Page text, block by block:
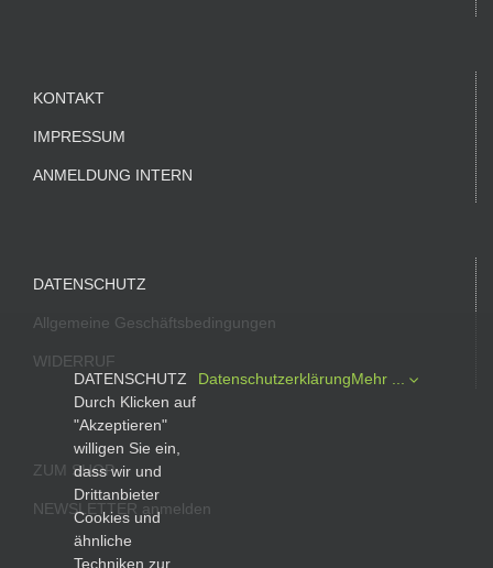
KONTAKT
IMPRESSUM
ANMELDUNG INTERN
DATENSCHUTZ
Allgemeine Geschäftsbedingungen
WIDERRUF
ZUM SHOP
NEWSLETTER anmelden
DATENSCHUTZ
Durch Klicken auf
"Akzeptieren"
willigen Sie ein,
dass wir und
Drittanbieter
Cookies und
ähnliche
Techniken zur
DatenschutzerklärungMehr ...